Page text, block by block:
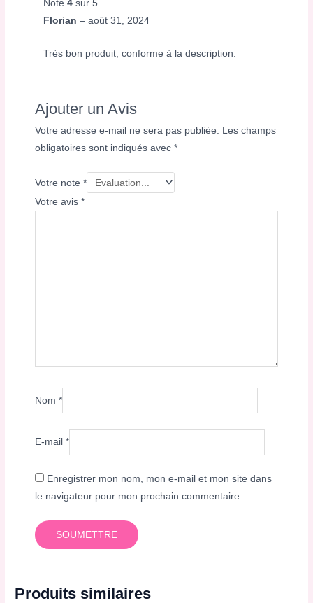
Note4 sur 5
Florian– août 31, 2024
Très bon produit, conforme à la description.
Ajouter un Avis
Votre adresse e-mail ne sera pas publiée.
Les champs
obligatoires sont indiqués avec*
Votre note*
Votre avis*
Nom*
E-mail*
Enregistrer mon nom, mon e-mail et mon site dans
le navigateur pour mon prochain commentaire.
Produits similaires